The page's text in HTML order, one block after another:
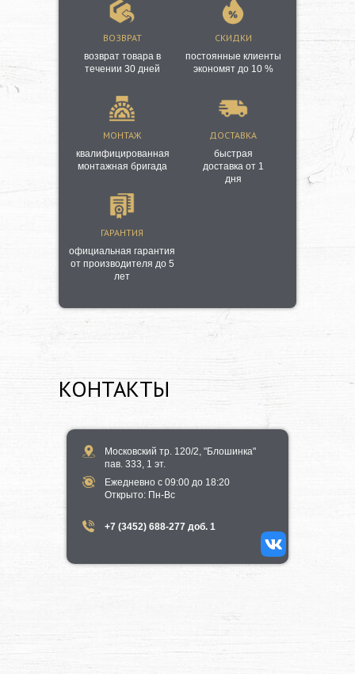
ВОЗВРАТ СКИДКИ
ГАРАНТИЯ
ДОСТАВКА
МОНТАЖ
возврат товара в
течении 30 дней
постоянные клиенты
экономят до 10 %
официальная гарантия
от производителя до 5
лет
быстрая
доставка от 1
дня
квалифицированная
монтажная бригада
Московский тр. 120/2, "Блошинка"
пав. 333, 1 эт.
Ежедневно с 09:00 до 18:20
​Открыто​: Пн-Вс
+7 (3452) 688-277 доб. 1
КОНТАКТЫ